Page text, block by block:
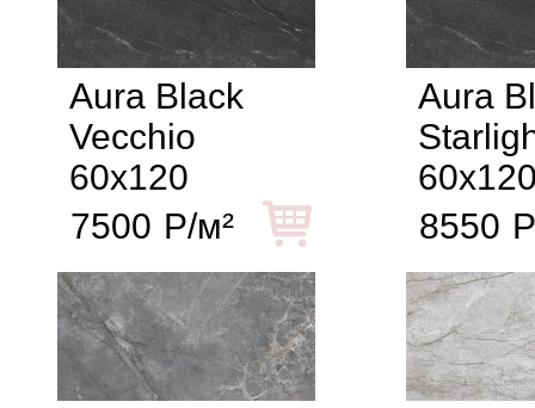
Aura Black
Vecchio
60x120
7500 Р/м²
Aura
8550